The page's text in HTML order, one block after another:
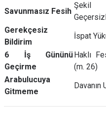
Savunmasız Fesih
Şekil
Gerekçesiz
Bildirim
İspat
6 İş Gününü
Geçirme
Haklı
(m. 26)
Arabulucuya
Gitmeme